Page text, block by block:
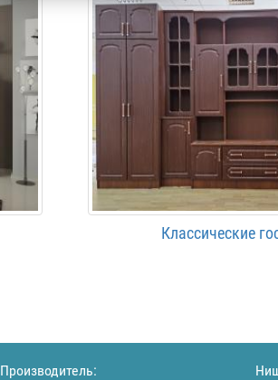
Классические
Производитель: